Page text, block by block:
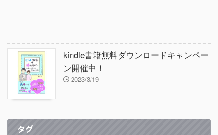
kindle書籍無料ダウンロードキャンペー
ン開催中！
2023/3/19
タグ